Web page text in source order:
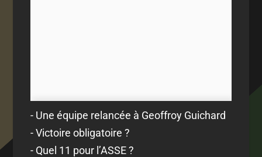
- Une équipe relancée à Geoffroy Guichard
- Victoire obligatoire ?
- Quel 11 pour l’ASSE ?